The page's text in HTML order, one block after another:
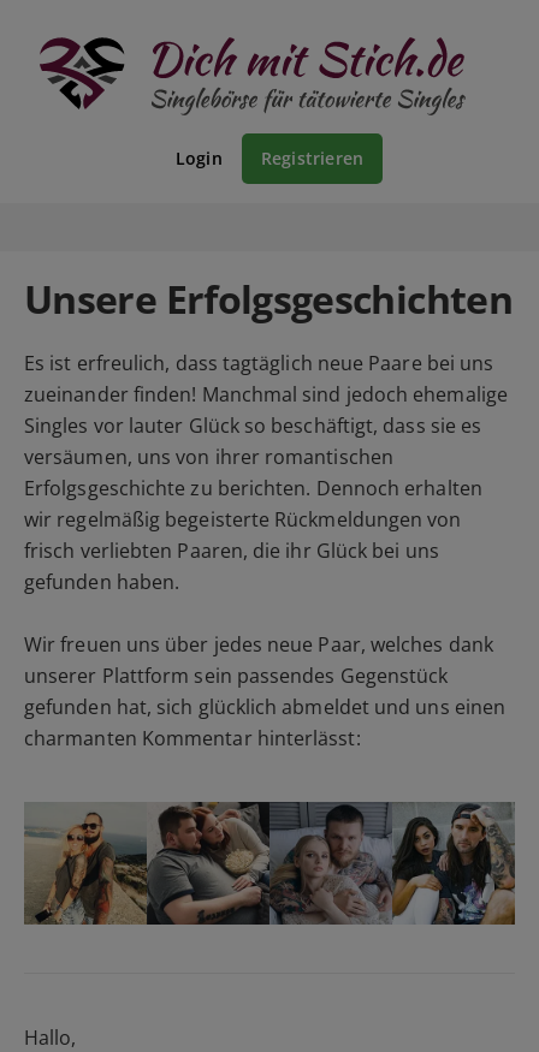
Login Registrieren
Unsere Erfolgsgeschichten
Es ist erfreulich, dass tagtäglich neue Paare bei uns
zueinander finden! Manchmal sind jedoch ehemalige
Singles vor lauter Glück so beschäftigt, dass sie es
versäumen, uns von ihrer romantischen
Erfolgsgeschichte zu berichten. Dennoch erhalten
wir regelmäßig begeisterte Rückmeldungen von
frisch verliebten Paaren, die ihr Glück bei uns
gefunden haben.
Wir freuen uns über jedes neue Paar, welches dank
unserer Plattform sein passendes Gegenstück
gefunden hat, sich glücklich abmeldet und uns einen
charmanten Kommentar hinterlässt:
Hallo,